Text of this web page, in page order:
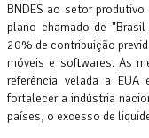
BNDES ao setor
plano chamado de
20% de contribuição
móveis e softwares. As
referência velada a
fortalecer a indústria
países, o excesso de